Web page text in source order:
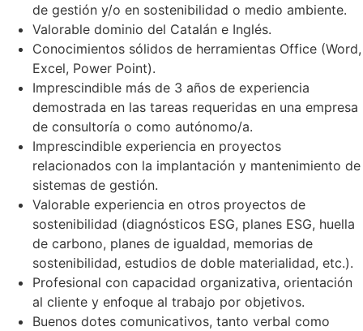
de gestión y/o en sostenibilidad o medio ambiente.
Valorable dominio del Catalán e Inglés.
Conocimientos sólidos de herramientas Office (Word,
Excel, Power Point).
Imprescindible más de 3 años de experiencia
demostrada en las tareas requeridas en una empresa
de consultoría o como autónomo/a.
Imprescindible experiencia en proyectos
relacionados con la implantación y mantenimiento de
sistemas de gestión.
Valorable experiencia en otros proyectos de
sostenibilidad (diagnósticos ESG, planes ESG, huella
de carbono, planes de igualdad, memorias de
sostenibilidad, estudios de doble materialidad, etc.).
Profesional con capacidad organizativa, orientación
al cliente y enfoque al trabajo por objetivos.
Buenos dotes comunicativos, tanto verbal como